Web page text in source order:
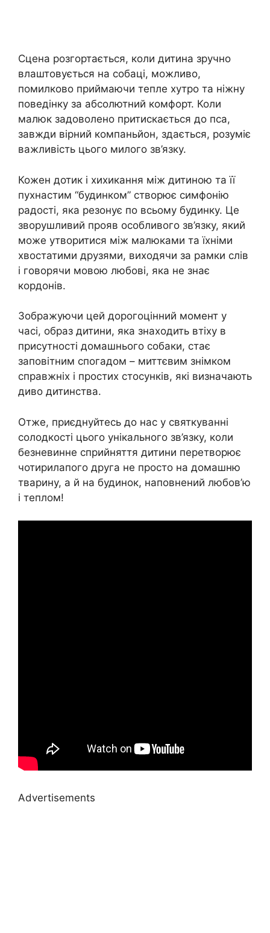
Сцена розгортається, коли дитина зручно
влаштовується на собаці, можливо,
помилково приймаючи тепле хутро та ніжну
поведінку за абсолютний комфорт. Коли
малюк задоволено притискається до пса,
завжди вірний компаньйон, здається, розуміє
важливість цього милого зв’язку.
Кожен дотик і хихикання між дитиною та її
пухнастим “будинком” створює симфонію
радості, яка резонує по всьому будинку. Це
зворушливий прояв особливого зв’язку, який
може утворитися між малюками та їхніми
хвостатими друзями, виходячи за рамки слів
і говорячи мовою любові, яка не знає
кордонів.
Зображуючи цей дорогоцінний момент у
часі, образ дитини, яка знаходить втіху в
присутності домашнього собаки, стає
заповітним спогадом – миттєвим знімком
справжніх і простих стосунків, які визначають
диво дитинства.
Отже, приєднуйтесь до нас у святкуванні
солодкості цього унікального зв’язку, коли
безневинне сприйняття дитини перетворює
чотирилапого друга не просто на домашню
тварину, а й на будинок, наповнений любов’ю
і теплом!
Advertisements